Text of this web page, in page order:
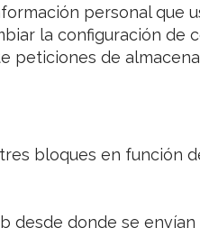
personal que
la configuración de
peticiones de
bloques en función
desde donde se